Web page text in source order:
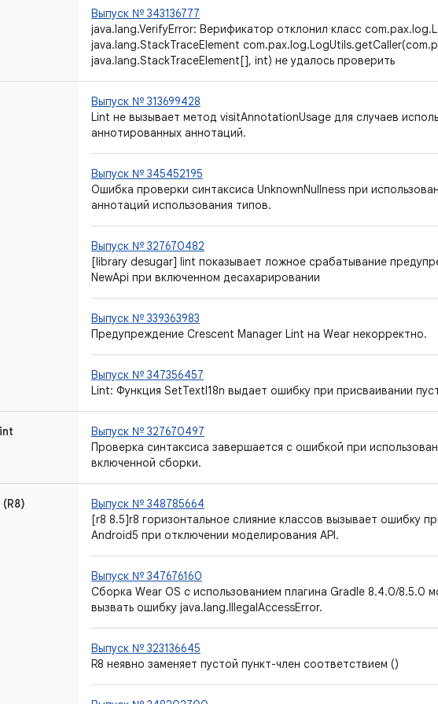
Выпуск № 343136777
java.lang.VerifyError: Верификатор отклонил класс
java.lang.StackTraceElement
java.lang.StackTraceElement[], int) не удалось проверить
Выпуск № 313699428
Lint не вызывает метод visitAnnotationUsage для случаев
аннотированных аннотаций.
Выпуск № 345452195
Ошибка проверки синтаксиса UnknownNullness при
аннотаций использования типов.
Выпуск № 327670482
[library desugar] lint показывает ложное срабатывание
NewApi при включенном десахарировании
Выпуск № 339363983
Предупреждение Crescent Manager Lint на Wear некорректно.
Выпуск № 347356457
Lint: Функция SetTextI18n выдает ошибку при присваивании
Выпуск № 327670497
Проверка синтаксиса завершается с ошибкой при
включенной сборки.
Выпуск № 348785664
[r8 8.5]r8 горизонтальное слияние классов вызывает ошибку
Android5 при отключении моделирования API.
Выпуск № 347676160
Сборка Wear OS с использованием плагина Gradle 8.4.0/8.5.0
вызвать ошибку java.lang.IllegalAccessError.
Выпуск № 323136645
R8 неявно заменяет пустой пункт-член соответствием ()